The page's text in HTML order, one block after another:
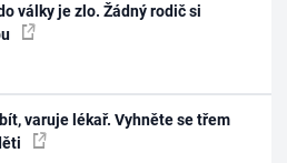
války je zlo. Žádný rodič si
varuje lékař. Vyhněte se třem